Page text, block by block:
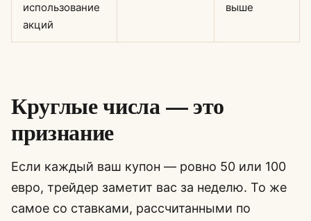
использование
акций
выше
Круглые числа — это
признание
Если каждый ваш купон — ровно 50 или 100
евро, трейдер заметит вас за неделю. То же
самое со ставками, рассчитанными по